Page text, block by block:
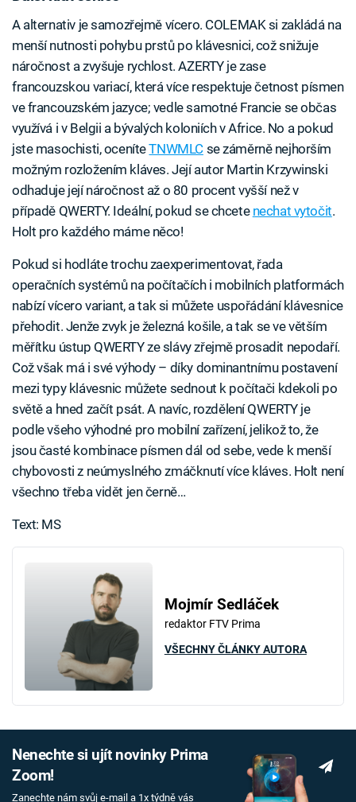
A alternativ je samozřejmě vícero. COLEMAK si zakládá na
menší nutnosti pohybu prstů po klávesnici, což snižuje
náročnost a zvyšuje rychlost. AZERTY je zase
francouzskou variací, která více respektuje četnost písmen
ve francouzském jazyce; vedle samotné Francie se občas
využívá i v Belgii a bývalých koloniích v Africe. No a pokud
jste masochisti, oceníteTNWMLCse záměrně nejhorším
možným rozložením kláves. Její autor Martin Krzywinski
odhaduje její náročnost až o 80 procent vyšší než v
případě QWERTY. Ideální, pokud se chcete nechat vytočit.
Holt pro každého máme něco!
Pokud si hodláte trochu zaexperimentovat, řada
operačních systémů na počítačích i mobilních platformách
nabízí vícero variant, a tak si můžete uspořádání klávesnice
přehodit. Jenže zvyk je železná košile, a tak se ve větším
měřítku ústup QWERTY ze slávy zřejmě prosadit nepodaří.
Což však má i své výhody – díky dominantnímu postavení
mezi typy klávesnic můžete sednout k počítači kdekoli po
světě a hned začít psát. A navíc, rozdělení QWERTY je
podle všeho výhodné pro mobilní zařízení, jelikož to, že
jsou časté kombinace písmen dál od sebe, vede k menší
chybovosti z neúmyslného zmáčknutí více kláves. Holt není
všechno třeba vidět jen černě…
Text: MS
Mojmír Sedláček
redaktor FTV Prima
VŠECHNY ČLÁNKY AUTORA
Nenechte si ujít novinky Prima
Zoom!
Zanechte nám svůj e-mail a 1x týdně vás